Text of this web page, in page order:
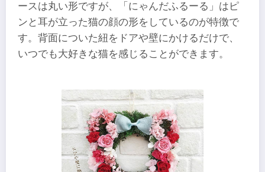
ースは丸い形ですが、「にゃんだふるーる」はピ
ンと耳が立った猫の顔の形をしているのが特徴で
す。背面についた紐をドアや壁にかけるだけで、
いつでも大好きな猫を感じることができます。